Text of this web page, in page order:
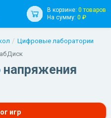
В корзине: 0 товаров
На сумму: 0 ₽
Цифровые лаборатории
игр